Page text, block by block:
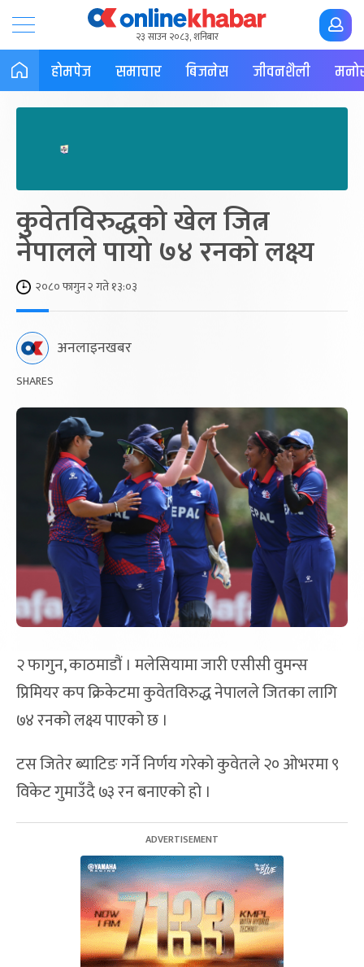
२३ साउन २०८३, शनिबार
होमपेज समाचार बिजनेस जीवनशैली
कुवेतविरुद्धको खेल जित्न
नेपालले पायो ७४ रनको लक्ष्य
२०८० फागुन २ गते १३:०३
अनलाइनखबर
SHARES
२ फागुन, काठमाडौं । मलेसियामा जारी एसीसी वुमन्स
प्रिमियर कप क्रिकेटमा कुवेतविरुद्ध नेपालले जितका लागि
७४ रनको लक्ष्य पाएको छ ।
टस जितेर ब्याटिङ गर्ने निर्णय गरेको कुवेतले २० ओभरमा ९
विकेट गुमाउँदै ७३ रन बनाएको हो ।